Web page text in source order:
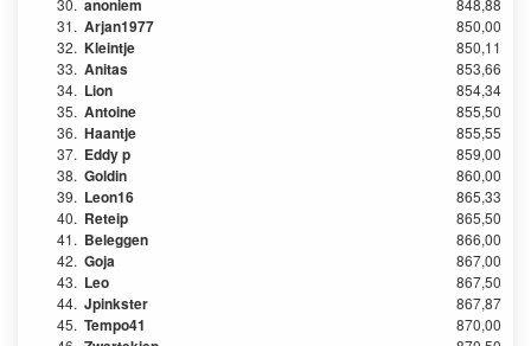
30. anoniem
848,88
31. Arjan1977
850,00
32. Kleintje
850,11
33. Anitas
853,66
34. Lion
854,34
35. Antoine
855,50
36. Haantje
855,55
37. Eddy p
859,00
38. Goldin
860,00
39. Leon16
865,33
40. Reteip
865,50
41. Beleggen
866,00
42. Goja
867,00
43. Leo
867,50
44. Jpinkster
867,87
45. Tempo41
870,00